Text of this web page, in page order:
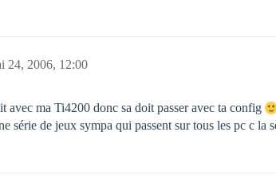
24, 2006, 12:00
avec ma Ti4200 donc sa doit passer avec ta config
série de jeux sympa qui passent sur tous les pc c la